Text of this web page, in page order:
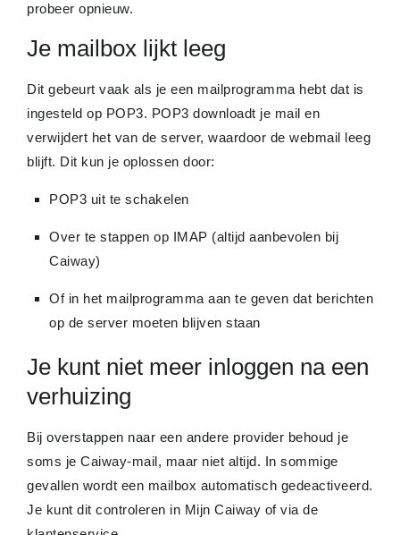
probeer opnieuw.
Je mailbox lijkt leeg
Dit gebeurt vaak als je een mailprogramma hebt dat is
ingesteld op POP3. POP3 downloadt je mail en
verwijdert het van de server, waardoor de webmail leeg
blijft. Dit kun je oplossen door:
POP3 uit te schakelen
Over te stappen op IMAP (altijd aanbevolen bij
Caiway)
Of in het mailprogramma aan te geven dat berichten
op de server moeten blijven staan
Je kunt niet meer inloggen na een
verhuizing
Bij overstappen naar een andere provider behoud je
soms je Caiway-mail, maar niet altijd. In sommige
gevallen wordt een mailbox automatisch gedeactiveerd.
Je kunt dit controleren in Mijn Caiway of via de